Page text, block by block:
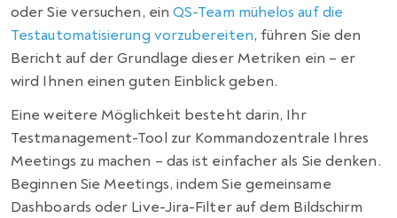
oder Sie versuchen, einQS-Team mühelos auf die
Testautomatisierung vorzubereiten, führen Sie den
Bericht auf der Grundlage dieser Metriken ein – er
wird Ihnen einen guten Einblick geben.
Eine weitere Möglichkeit besteht darin, Ihr
Testmanagement-Tool zur Kommandozentrale Ihres
Meetings zu machen – das ist einfacher als Sie denken.
Beginnen Sie Meetings, indem Sie gemeinsame
Dashboards oder Live-Jira-Filter auf dem Bildschirm